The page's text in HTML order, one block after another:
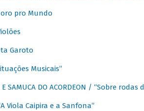
pro Mundo
Garoto
Musicais”
E SAMUCA DO ACORDEON / “Sobre
Viola Caipira e a Sanfona”